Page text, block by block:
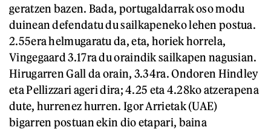
geratzen bazen. Bada, portugaldarrak oso modu
duinean defendatu du sailkapeneko lehen postua.
2.55era helmugaratu da, eta, horiek horrela,
Vingegaard 3.17ra du oraindik sailkapen nagusian.
Hirugarren Gall da orain, 3.34ra. Ondoren Hindley
eta Pellizzari ageri dira; 4.25 eta 4.28ko atzerapena
dute, hurrenez hurren. Igor Arrietak (UAE)
bigarren postuan ekin dio etapari, baina